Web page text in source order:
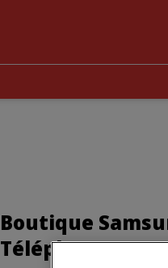
Boutique
Téléphone et